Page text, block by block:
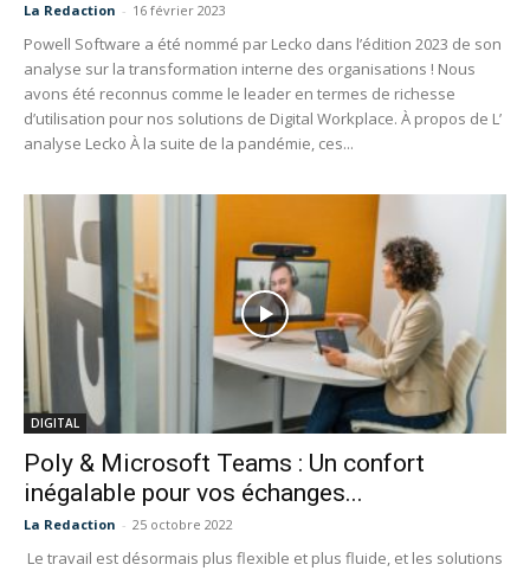
La Redaction - 16 février 2023
Powell Software a été nommé par Lecko dans l’édition 2023 de son
analyse sur la transformation interne des organisations ! Nous
avons été reconnus comme le leader en termes de richesse
d’utilisation pour nos solutions de Digital Workplace. À propos de L’
analyse Lecko À la suite de la pandémie, ces...
DIGITAL
Poly & Microsoft Teams : Un confort
inégalable pour vos échanges...
La Redaction - 25 octobre 2022
Le travail est désormais plus flexible et plus fluide, et les solutions